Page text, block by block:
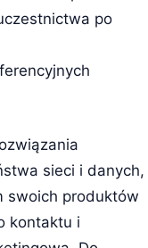
po
sieci i danych,
swoich produktów
kontaktu i